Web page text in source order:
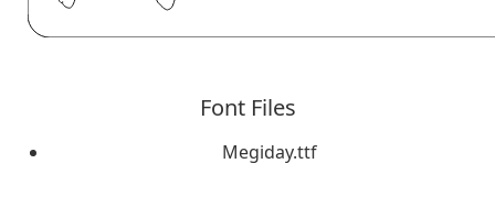
Font Files
Megiday.ttf